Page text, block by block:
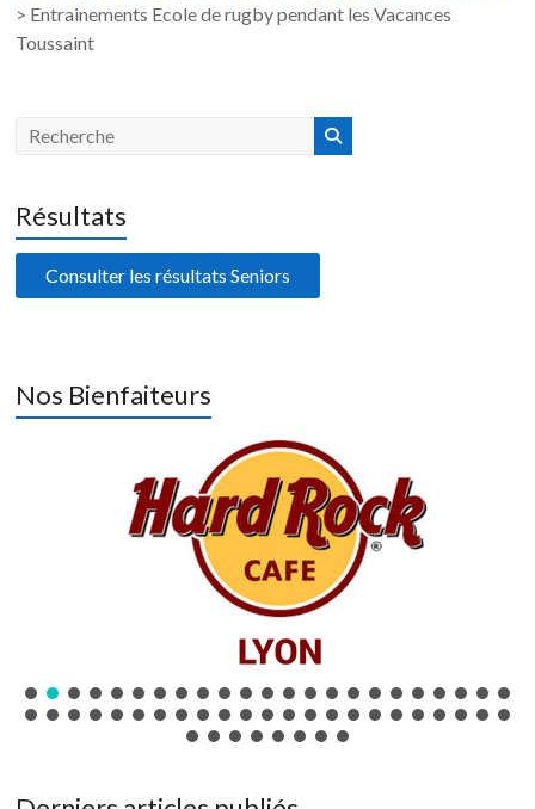
> Entrainements Ecole de rugby pendant les Vacances
Toussaint
Résultats
Consulter les résultats Seniors
Nos Bienfaiteurs